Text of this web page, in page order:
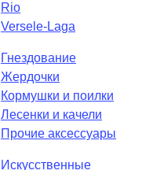
Rio
Versele-Laga
Гнездование
Жердочки
Кормушки и поилки
Лесенки и качели
Прочие аксессуары
Искусственные